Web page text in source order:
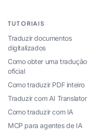
TUTORIAIS
Traduzir documentos
digitalizados
Como obter uma tradução
oficial
Como traduzir PDF inteiro
Traduzir com AI Translator
Como traduzir com IA
MCP para agentes de IA